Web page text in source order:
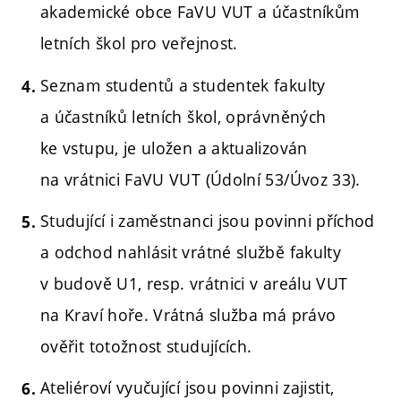
akademické obce FaVU VUT a účastníkům
letních škol pro veřejnost.
Seznam studentů a studentek fakulty
a účastníků letních škol, oprávněných
ke vstupu, je uložen a aktualizován
na vrátnici FaVU VUT (Údolní 53/Úvoz 33).
Studující i zaměstnanci jsou povinni příchod
a odchod nahlásit vrátné službě fakulty
v budově U1, resp. vrátnici v areálu VUT
na Kraví hoře. Vrátná služba má právo
ověřit totožnost studujících.
Ateliéroví vyučující jsou povinni zajistit,